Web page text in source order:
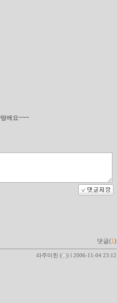
에요~~~
댓글(1)
라주미힌 ( ) l 2006-11-04 23:12